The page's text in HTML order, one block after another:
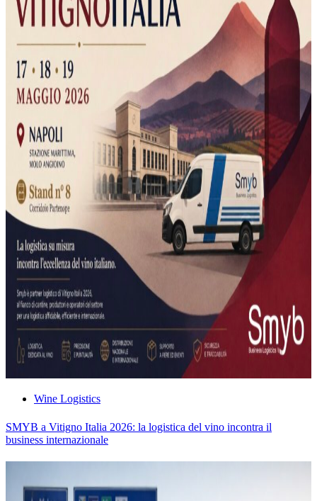
Wine Logistics
SMYB a Vitigno Italia 2026: la logistica del vino incontra il
business internazionale